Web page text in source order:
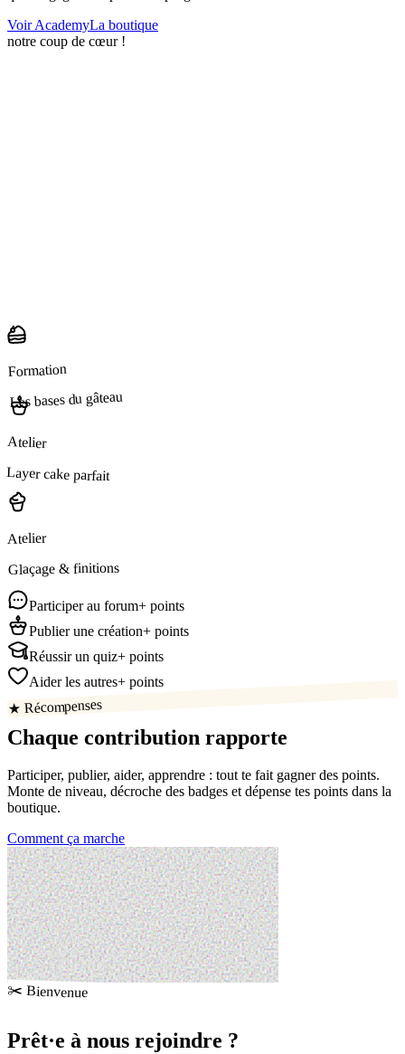
Voir AcademyLa boutique
notre coup de cœur !
Formation
Les bases du gâteau
Atelier
Layer cake parfait
Atelier
Glaçage & finitions
Participer au forum+ points
Publier une création+ points
Réussir un quiz+ points
Aider les autres+ points
★ Récompenses
Chaque contribution rapporte
Participer, publier, aider, apprendre : tout te fait gagner des points.
Monte de niveau, décroche des badges et dépense tes points dans la
boutique.
Comment ça marche
✂️ Bienvenue
Prêt·e à nous rejoindre ?